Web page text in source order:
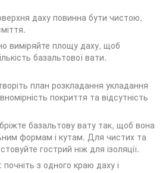
даху повинна бути чистою,
виміряйте площу даху, щоб
базальтової вати.
план розкладання укладання
покриття та відсутність
базальтову вату так, щоб вона
формам і кутам. Для чистих та
гострий ніж для ізоляції.
з одного краю даху і